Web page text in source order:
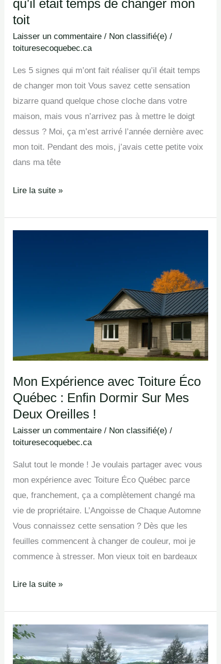
qu’il était temps de changer mon
toit
Laisser un commentaire / Non classifié(e) /
toituresecoquebec.ca
Les 5 signes qui m’ont fait réaliser qu’il était temps
de changer mon toit Vous savez cette sensation
bizarre quand quelque chose cloche dans votre
maison, mais vous n’arrivez pas à mettre le doigt
dessus ? Moi, ça m’est arrivé l’année dernière avec
mon toit. Pendant des mois, j’avais cette petite voix
dans ma tête
Lire la suite »
Mon Expérience avec Toiture Éco
Québec : Enfin Dormir Sur Mes
Deux Oreilles !
Laisser un commentaire / Non classifié(e) /
toituresecoquebec.ca
Salut tout le monde ! Je voulais partager avec vous
mon expérience avec Toiture Éco Québec parce
que, franchement, ça a complètement changé ma
vie de propriétaire. L’Angoisse de Chaque Automne
Vous connaissez cette sensation ? Dès que les
feuilles commencent à changer de couleur, moi je
commence à stresser. Mon vieux toit en bardeaux
Dormir
Sur
Deux
Oreilles
Lire la suite »
Profitez